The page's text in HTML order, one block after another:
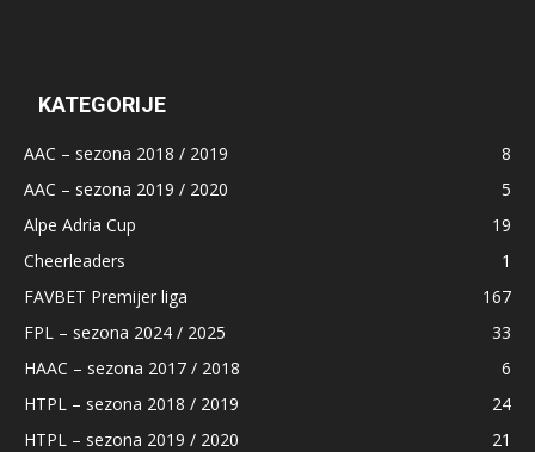
KATEGORIJE
AAC – sezona 2018 / 2019
8
AAC – sezona 2019 / 2020
5
Alpe Adria Cup
19
Cheerleaders
1
FAVBET Premijer liga
167
FPL – sezona 2024 / 2025
33
HAAC – sezona 2017 / 2018
6
HTPL – sezona 2018 / 2019
24
HTPL – sezona 2019 / 2020
21